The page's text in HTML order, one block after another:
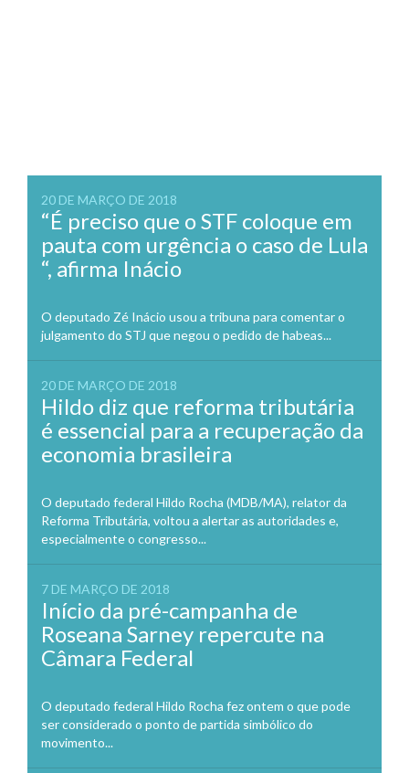
20 DE MARÇO DE 2018
“É preciso que o STF coloque em
pauta com urgência o caso de Lula
“, afirma Inácio
O deputado Zé Inácio usou a tribuna para comentar o
julgamento do STJ que negou o pedido de habeas...
20 DE MARÇO DE 2018
Hildo diz que reforma tributária
é essencial para a recuperação da
economia brasileira
O deputado federal Hildo Rocha (MDB/MA), relator da
Reforma Tributária, voltou a alertar as autoridades e,
especialmente o congresso...
7 DE MARÇO DE 2018
Início da pré-campanha de
Roseana Sarney repercute na
Câmara Federal
O deputado federal Hildo Rocha fez ontem o que pode
ser considerado o ponto de partida simbólico do
movimento...